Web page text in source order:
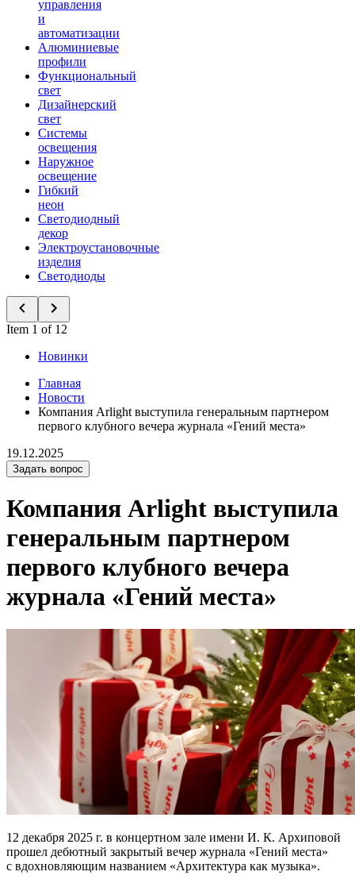
управления
и
автоматизации
Алюминиевые
профили
Функциональный
свет
Дизайнерский
свет
Системы
освещения
Наружное
освещение
Гибкий
неон
Светодиодный
декор
Электроустановочные
изделия
Светодиоды
Item 1 of 12
Новинки
Главная
Новости
Компания Arlight выступила генеральным партнером
первого клубного вечера журнала «Гений места»
19.12.2025
Задать вопрос
Компания Arlight выступила
генеральным партнером
первого клубного вечера
журнала «Гений места»
12 декабря 2025 г. в концертном зале имени И. К. Архиповой
прошел дебютный закрытый вечер журнала «Гений места»
с вдохновляющим названием «Архитектура как музыка».